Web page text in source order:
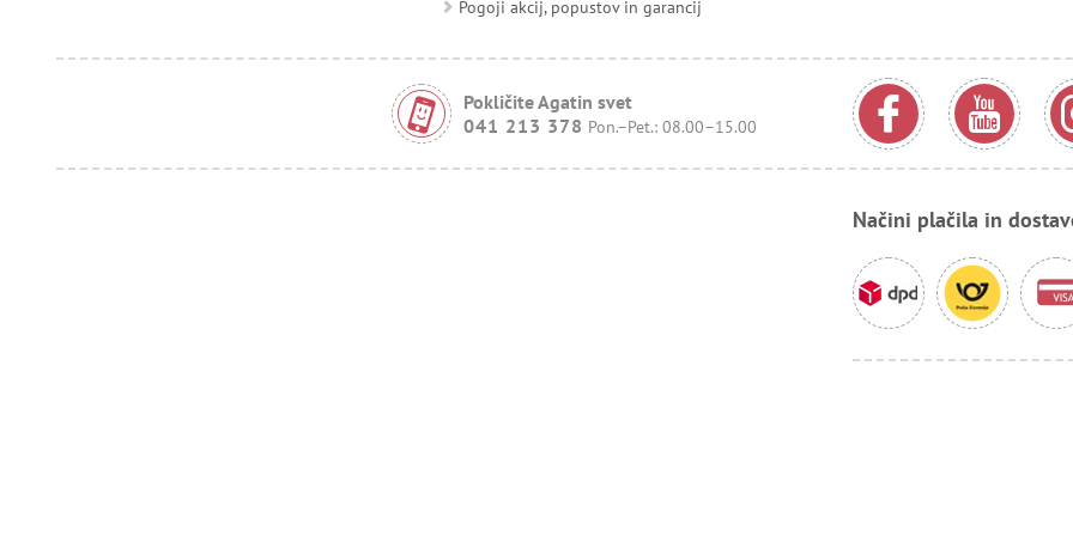
Pogoji akcij, popustov in garancij
Pokličite Agatin svet
041 213 378 Pon.–Pet.: 08.00–15.00
Načini plačila in